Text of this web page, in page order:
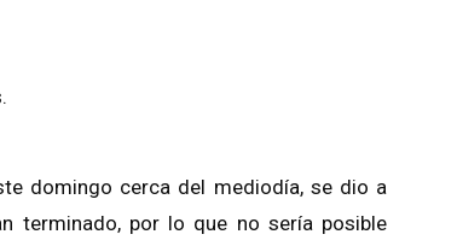
domingo cerca del mediodía, se dio a
terminado, por lo que no sería posible